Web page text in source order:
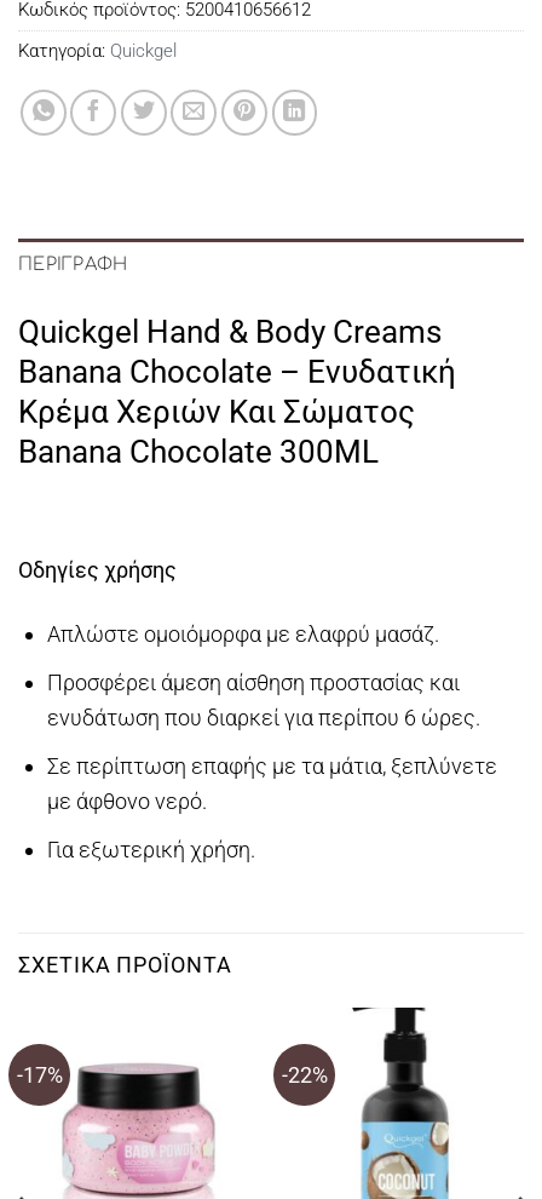
Κωδικός προϊόντος: 5200410656612
Κατηγορία: Quickgel
ΠΕΡΙΓΡΑΦΉ
Quickgel Hand & Body Creams
Banana Chocolate – Eνυδατική
Kρέμα Xεριών Kαι Σώματος
Banana Chocolate 300ML
Οδηγίες χρήσης
Απλώστε ομοιόμορφα με ελαφρύ μασάζ.
Προσφέρει άμεση αίσθηση προστασίας και
ενυδάτωση που διαρκεί για περίπου 6 ώρες.
Σε περίπτωση επαφής με τα μάτια, ξεπλύνετε
με άφθονο νερό.
Για εξωτερική χρήση.
ΣΧΕΤΙΚΆ ΠΡΟΪΌΝΤΑ
-17% -22%